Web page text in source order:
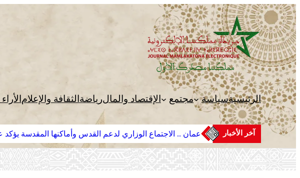
تخطى
إلى
المحتوى
الرئيسيةسياسة مجتمع الإقتصاد والمالرياضة الثقافة والإعلام
آخر الأخبار عمان .. الاجتماع الوزاري لدعم القدس وأماكنها المقدسة